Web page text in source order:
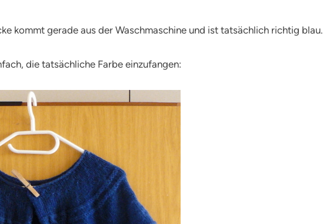
kommt gerade aus der Waschmaschine und ist tatsächlich richtig blau.
die tatsächliche Farbe einzufangen: